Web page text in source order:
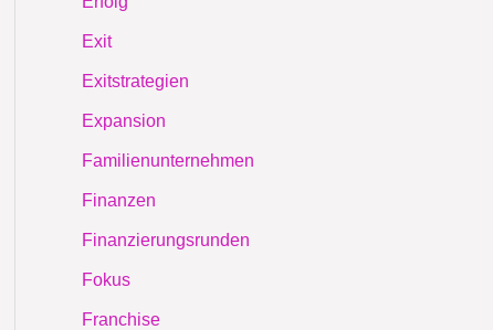
Exit
Exitstrategien
Expansion
Familienunternehmen
Finanzen
Finanzierungsrunden
Fokus
Franchise